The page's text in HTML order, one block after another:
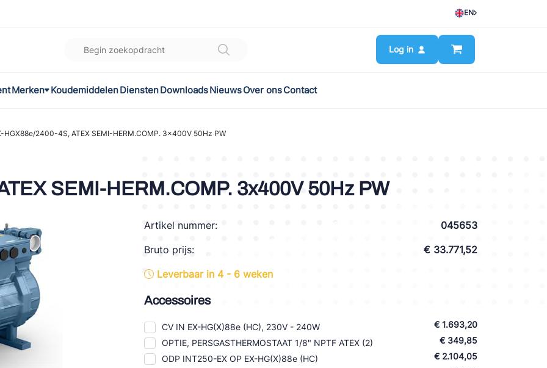
EN
Log in
Merken
Controls
Industries
KoudemiddelenDienstenDownloadsNieuwsOver onsContact
HGX88e/2400-4S, ATEX SEMI-HERM.COMP. 3x400V 50Hz PW
SEMI-HERM.COMP. 3x400V 50Hz PW
Artikel nummer:
045653
Bruto prijs:
€ 33.771,52
Leverbaar in 4 - 6 weken
Accessoires
CV IN EX-HG(X)88e (HC), 230V - 240W
€ 1.693,20
OPTIE, PERSGASTHERMOSTAAT 1/8" NPTF ATEX (2)
€ 349,85
ODP INT250-EX OP EX-HG(X)88e (HC)
€ 2.104,05